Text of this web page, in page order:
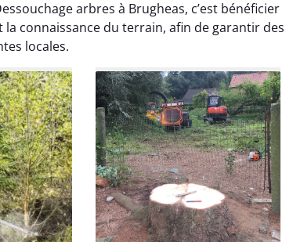
arbres à Brugheas, c’est bénéficier
la connaissance du terrain, afin de garantir des
locales.
travail est propre, sécurisé et
parfaitement réalisé. Je